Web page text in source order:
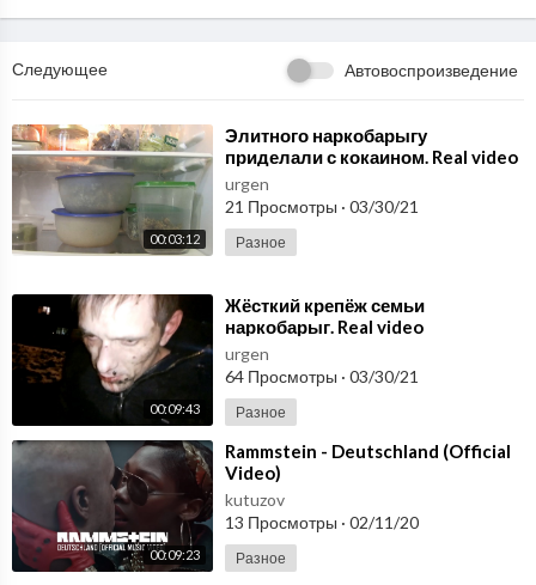
Следующее Автовоспроизведение
00:03:12
⁣Элитного наркобарыгу
приделали с кокаином. Real video
urgen
21 Просмотры · 03/30/21
Разное
00:09:43
⁣Жёсткий крепёж семьи
наркобарыг. Real video
urgen
64 Просмотры · 03/30/21
Разное
00:09:23
⁣Rammstein - Deutschland (Official
Video)
kutuzov
13 Просмотры · 02/11/20
Разное